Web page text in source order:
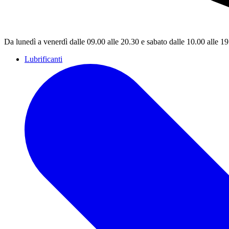
Da lunedì a venerdì dalle 09.00 alle 20.30 e sabato dalle 10.00 alle
Lubrificanti